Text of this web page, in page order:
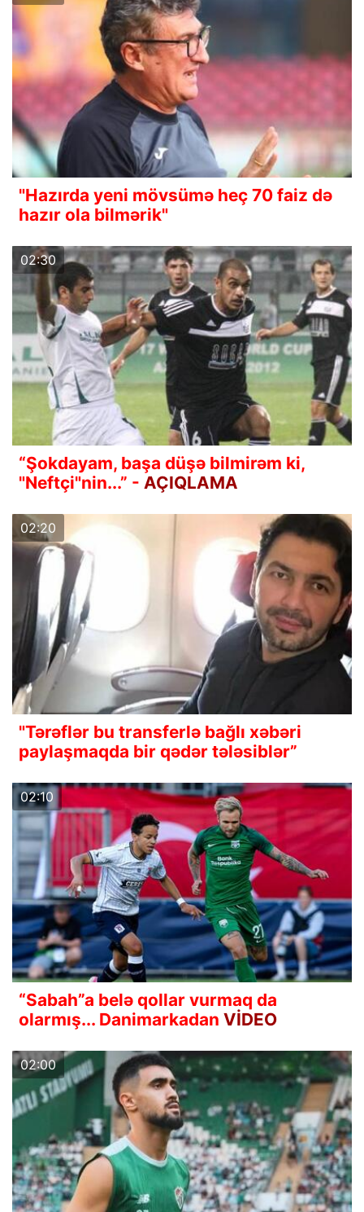
"Hazırda yeni mövsümə heç 70 faiz də
hazır ola bilmərik"
02:30
“Şokdayam, başa düşə bilmirəm ki,
"Neftçi"nin...” - AÇIQLAMA
02:20
"Tərəflər bu transferlə bağlı xəbəri
paylaşmaqda bir qədər tələsiblər”
02:10
“Sabah”a belə qollar vurmaq da
olarmış... Danimarkadan VİDEO
02:00